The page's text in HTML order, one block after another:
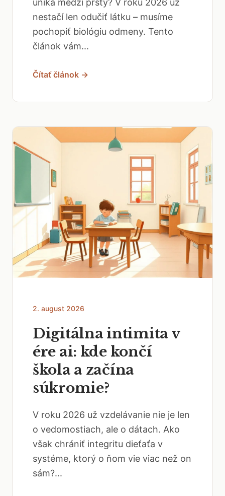
uniká medzi prsty? V roku 2026 už
nestačí len odučiť látku – musíme
pochopiť biológiu odmeny. Tento
článok vám...
Čítať článok →
2. august 2026
Digitálna intimita v
ére ai: kde končí
škola a začína
súkromie?
V roku 2026 už vzdelávanie nie je len
o vedomostiach, ale o dátach. Ako
však chrániť integritu dieťaťa v
systéme, ktorý o ňom vie viac než on
sám?...